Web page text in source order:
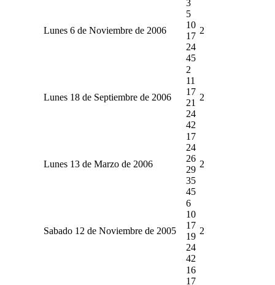
Lunes 6 de Noviembre de 2006
3
5
10
17
24
45
2
Lunes 18 de Septiembre de 2006
2
11
17
21
24
42
2
Lunes 13 de Marzo de 2006
17
24
26
29
35
45
2
Sabado 12 de Noviembre de 2005
6
10
17
19
24
42
2
16
17